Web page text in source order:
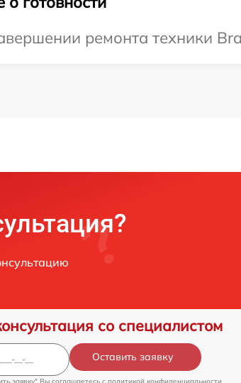
ремонта техники
со специалистом
Оставить заявку
заявку" Вы соглашаетесь c политикой конфиденциальности